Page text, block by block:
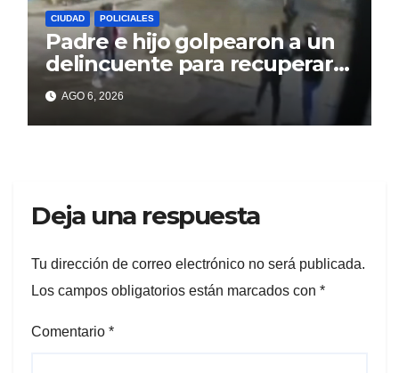
CIUDAD POLICIALES
Padre e hijo golpearon a un
delincuente para recuperar
un celular robado en Berisso
AGO 6, 2026
Deja una respuesta
Tu dirección de correo electrónico no será publicada.
Los campos obligatorios están marcados con *
Comentario *